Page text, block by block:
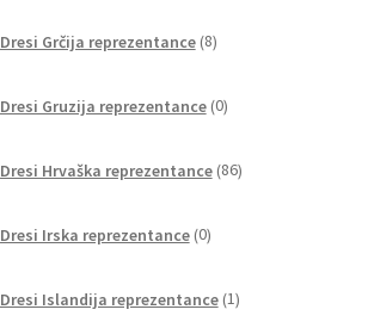
Dresi Grčija reprezentance 8izdelkov
Dresi Gruzija reprezentance 0izdelkov
Dresi Hrvaška reprezentance 86izdelkov
Dresi Irska reprezentance 0izdelkov
Dresi Islandija reprezentance 1izdelek